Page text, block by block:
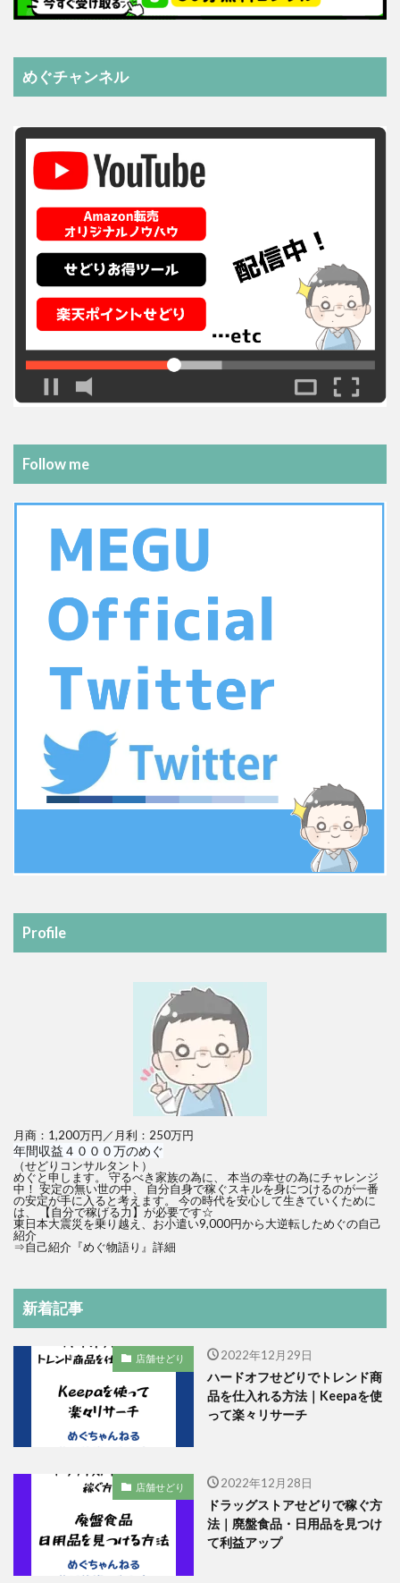
めぐチャンネル
Follow me
Profile
月商：1,200万円／月利：250万円
年間収益４０００万のめぐ
（せどりコンサルタント）
めぐと申します。 守るべき家族の為に、 本当の幸せの為にチャレンジ
中！ 安定の無い世の中、 自分自身で稼ぐスキルを身につけるのが一番
の安定が手に入ると考えます。 今の時代を安心して生きていくために
は、 【自分で稼げる力】が必要です☆
東日本大震災を乗り越え、お小遣い9,000円から大逆転しためぐの自己
紹介
⇒自己紹介『めぐ物語り』詳細
新着記事
店舗せどり 2022年12月29日
ハードオフせどりでトレンド商
品を仕入れる方法｜Keepaを使
って楽々リサーチ
店舗せどり 2022年12月28日
ドラッグストアせどりで稼ぐ方
法｜廃盤食品・日用品を見つけ
て利益アップ